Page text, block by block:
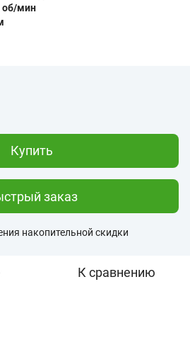
об/мин
Купить
заказ
накопительной скидки
К сравнению